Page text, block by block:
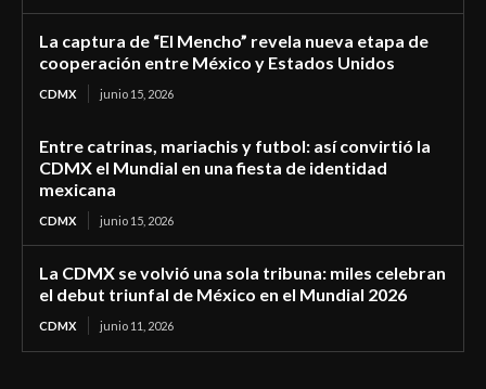
La captura de “El Mencho” revela nueva etapa de
cooperación entre México y Estados Unidos
CDMX junio 15, 2026
Entre catrinas, mariachis y futbol: así convirtió la
CDMX el Mundial en una fiesta de identidad
mexicana
CDMX junio 15, 2026
La CDMX se volvió una sola tribuna: miles celebran
el debut triunfal de México en el Mundial 2026
CDMX junio 11, 2026